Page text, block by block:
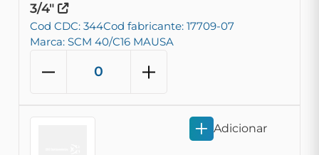
3/4"
Cod CDC: 344Cod fabricante: 17709-07
Marca: SCM 40/C16 MAUSA
Adicionar